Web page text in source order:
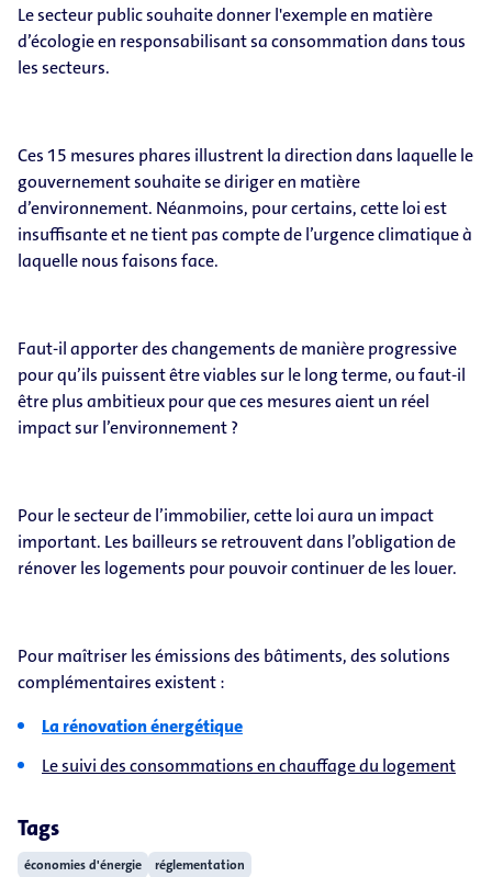
Le secteur public souhaite donner l'exemple en matière
d’écologie en responsabilisant sa consommation dans tous
les secteurs.
Ces 15 mesures phares illustrent la direction dans laquelle le
gouvernement souhaite se diriger en matière
d’environnement. Néanmoins, pour certains, cette loi est
insuffisante et ne tient pas compte de l’urgence climatique à
laquelle nous faisons face.
Faut-il apporter des changements de manière progressive
pour qu’ils puissent être viables sur le long terme, ou faut-il
être plus ambitieux pour que ces mesures aient un réel
impact sur l’environnement ?
Pour le secteur de l’immobilier, cette loi aura un impact
important. Les bailleurs se retrouvent dans l’obligation de
rénover les logements pour pouvoir continuer de les louer.
Pour maîtriser les émissions des bâtiments, des solutions
complémentaires existent :
La rénovation énergétique
Le suivi des consommations en chauffage du logement
Tags
économies d'énergie réglementation